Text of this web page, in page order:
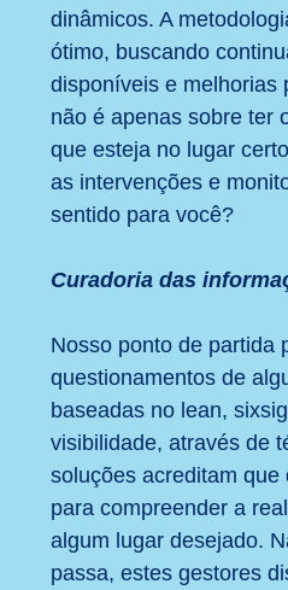
dinâmicos. A
ótimo, buscando
disponíveis e melhorias
não é apenas sobre ter
que esteja no lugar
as intervenções e
sentido para você?
Curadoria das
Nosso ponto de partida
questionamentos de
baseadas no lean,
visibilidade, através de
soluções acreditam que
para compreender a
algum lugar desejado.
passa, estes gestores